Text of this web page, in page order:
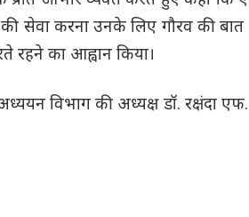
की सेवा करना उनके लिए गौरव की बात
रहने का आह्वान किया।
विभाग की अध्यक्ष डॉ. रक्षंदा एफ.